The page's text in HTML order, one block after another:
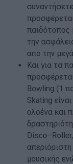
παιδότοπος
την
απο την
Και για τα
Bowling (1
Skating
ολοένα και
μουσικής